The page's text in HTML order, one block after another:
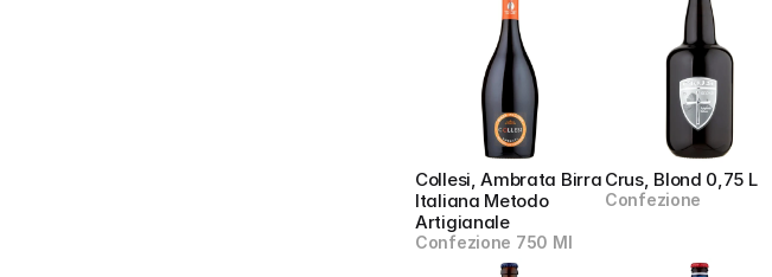
Collesi, Ambrata Birra
Italiana Metodo
Artigianale
Confezione 750 Ml
Crus, Blond 0,75 L
Confezione